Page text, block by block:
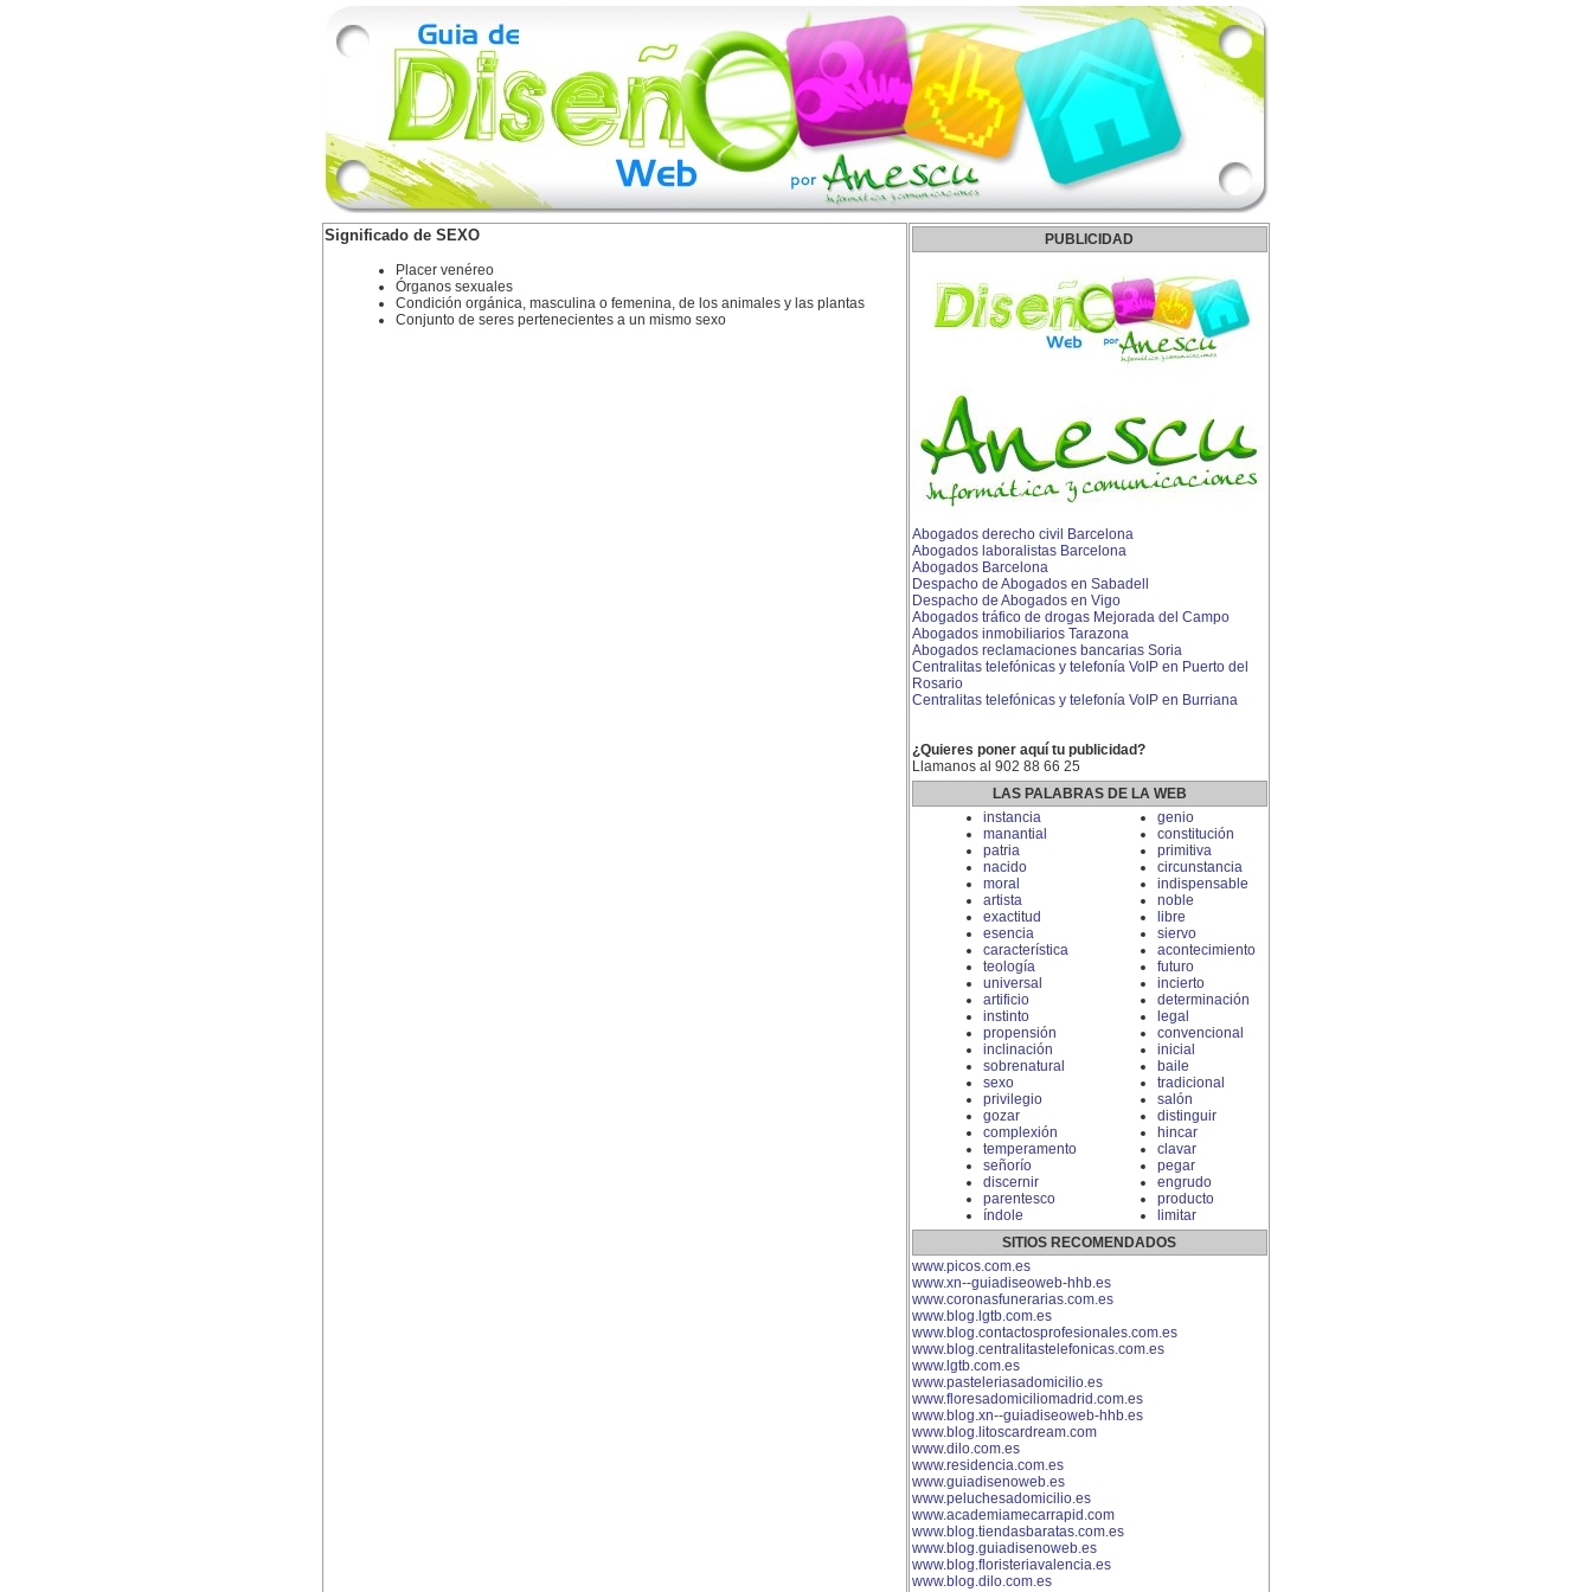
Significado de SEXO
Placer venéreo
Órganos sexuales
Condición orgánica, masculina o femenina, de los animales y las plantas
Conjunto de seres pertenecientes a un mismo sexo
PUBLICIDAD
Abogados derecho civil Barcelona
Abogados laboralistas Barcelona
Abogados Barcelona
Despacho de Abogados en Sabadell
Despacho de Abogados en Vigo
Abogados tráfico de drogas Mejorada del Campo
Abogados inmobiliarios Tarazona
Abogados reclamaciones bancarias Soria
Centralitas telefónicas y telefonía VoIP en Puerto del
Rosario
Centralitas telefónicas y telefonía VoIP en Burriana
¿Quieres poner aquí tu publicidad?
Llamanos al 902 88 66 25
LAS PALABRAS DE LA WEB
instancia
manantial
patria
nacido
moral
artista
exactitud
esencia
característica
teología
universal
artificio
instinto
propensión
inclinación
sobrenatural
sexo
privilegio
gozar
complexión
temperamento
señorío
discernir
parentesco
índole
genio
constitución
primitiva
circunstancia
indispensable
noble
libre
siervo
acontecimiento
futuro
incierto
determinación
legal
convencional
inicial
baile
tradicional
salón
distinguir
hincar
clavar
pegar
engrudo
producto
limitar
SITIOS RECOMENDADOS
www.picos.com.es
www.xn--guiadiseoweb-hhb.es
www.coronasfunerarias.com.es
www.blog.lgtb.com.es
www.blog.contactosprofesionales.com.es
www.blog.centralitastelefonicas.com.es
www.lgtb.com.es
www.pasteleriasadomicilio.es
www.floresadomiciliomadrid.com.es
www.blog.xn--guiadiseoweb-hhb.es
www.blog.litoscardream.com
www.dilo.com.es
www.residencia.com.es
www.guiadisenoweb.es
www.peluchesadomicilio.es
www.academiamecarrapid.com
www.blog.tiendasbaratas.com.es
www.blog.guiadisenoweb.es
www.blog.floristeriavalencia.es
www.blog.dilo.com.es